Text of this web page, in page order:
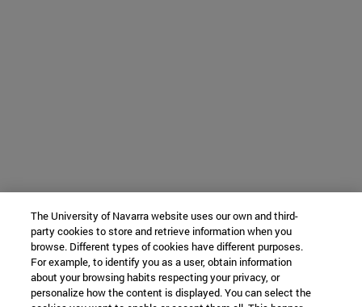
The University of Navarra website uses our own and third-
party cookies to store and retrieve information when you
browse. Different types of cookies have different purposes.
For example, to identify you as a user, obtain information
about your browsing habits respecting your privacy, or
personalize how the content is displayed. You can select the